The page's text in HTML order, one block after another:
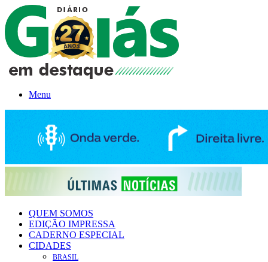
Menu
QUEM SOMOS
EDIÇÃO IMPRESSA
CADERNO ESPECIAL
CIDADES
BRASIL